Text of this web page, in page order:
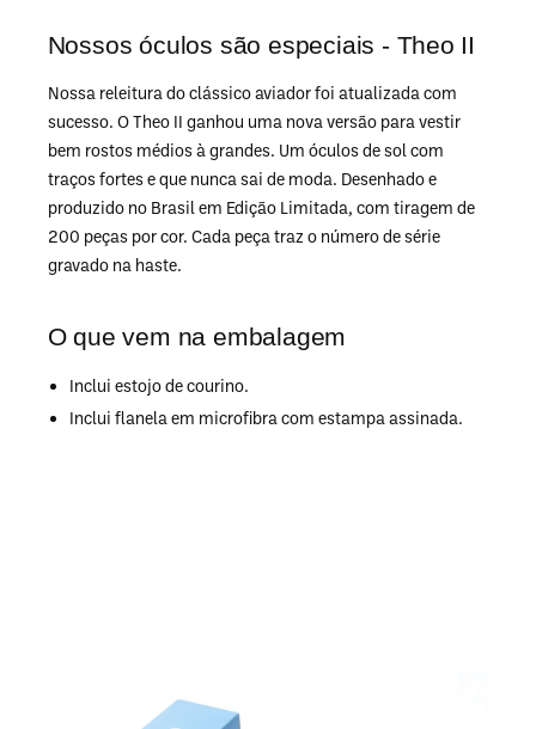
Nossos óculos são especiais - Theo II
Nossa releitura do clássico aviador foi atualizada com
sucesso. O Theo II ganhou uma nova versão para vestir
bem rostos médios à grandes. Um óculos de sol com
traços fortes e que nunca sai de moda. Desenhado e
produzido no Brasil em Edição Limitada, com tiragem de
200 peças por cor. Cada peça traz o número de série
gravado na haste.
O que vem na embalagem
Inclui estojo de courino.
Inclui flanela em microfibra com estampa assinada.